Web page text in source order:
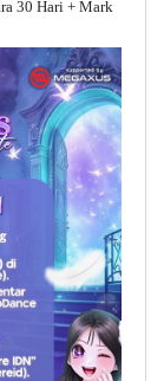
30 Hari + Mark